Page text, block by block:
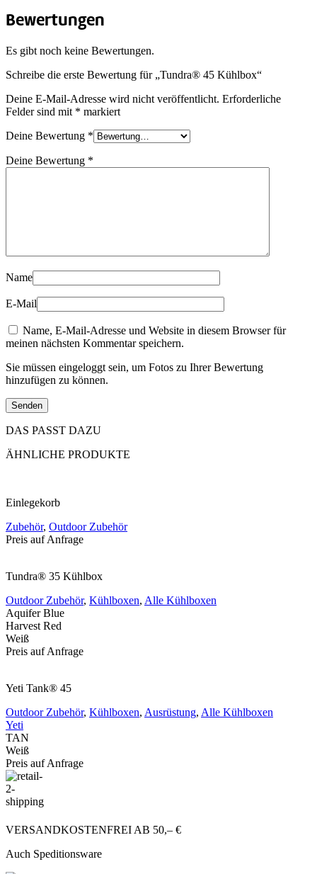
Bewertungen
Es gibt noch keine Bewertungen.
Schreibe die erste Bewertung für „Tundra® 45 Kühlbox“
Deine E-Mail-Adresse wird nicht veröffentlicht. Erforderliche
Felder sind mit * markiert
Deine Bewertung *
Deine Bewertung *
Name
E-Mail
Name, E-Mail-Adresse und Website in diesem Browser für
meinen nächsten Kommentar speichern.
Sie müssen eingeloggt sein, um Fotos zu Ihrer Bewertung
hinzufügen zu können.
DAS PASST DAZU
ÄHNLICHE PRODUKTE
Einlegekorb
Zubehör, Outdoor Zubehör
Preis auf Anfrage
Tundra® 35 Kühlbox
Outdoor Zubehör, Kühlboxen, Alle Kühlboxen
Aquifer Blue
Harvest Red
Weiß
Preis auf Anfrage
Yeti Tank® 45
Outdoor Zubehör, Kühlboxen, Ausrüstung, Alle Kühlboxen
Yeti
TAN
Weiß
Preis auf Anfrage
VERSANDKOSTENFREI AB 50,– €
Auch Speditionsware